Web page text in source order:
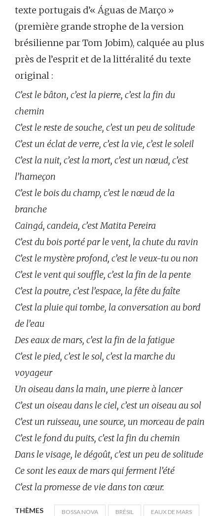
texte portugais d’« Águas de Março »
(première grande strophe de la version
brésilienne par Tom Jobim), calquée au plus
près de l’esprit et de la littéralité du texte
original :
C’est le bâton, c’est la pierre, c’est la fin du
chemin
C’est le reste de souche, c’est un peu de solitude
C’est un éclat de verre, c’est la vie, c’est le soleil
C’est la nuit, c’est la mort, c’est un nœud, c’est
l’hameçon
C’est le bois du champ, c’est le nœud de la
branche
Caingá, candeia, c’est Matita Pereira
C’est du bois porté par le vent, la chute du ravin
C’est le mystère profond, c’est le veux-tu ou non
C’est le vent qui souffle, c’est la fin de la pente
C’est la poutre, c’est l’espace, la fête du faîte
C’est la pluie qui tombe, la conversation au bord
de l’eau
Des eaux de mars, c’est la fin de la fatigue
C’est le pied, c’est le sol, c’est la marche du
voyageur
Un oiseau dans la main, une pierre à lancer
C’est un oiseau dans le ciel, c’est un oiseau au sol
C’est un ruisseau, une source, un morceau de pain
C’est le fond du puits, c’est la fin du chemin
Dans le visage, le dégoût, c’est un peu de solitude
Ce sont les eaux de mars qui ferment l’été
C’est la promesse de vie dans ton cœur.
THÈMES BOSSA NOVA BRÉSIL EAUX DE MARS